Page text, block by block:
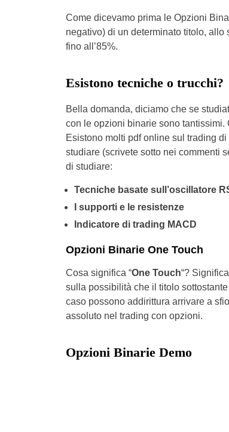
Come dicevamo prima le Opzioni
negativo) di un determinato titolo,
fino all’85%.
Esistono tecniche o trucchi?
Bella domanda, diciamo che se
con le opzioni binarie sono tantissimi.
Esistono molti pdf online sul trading
studiare (scrivete sotto nei commenti
di studiare:
Tecniche basate sull’oscillatore
I supporti e le resistenze
Indicatore di trading MACD
Opzioni Binarie One Touch
Cosa significa “One Touch“?
sulla possibilità che il titolo sottostante
caso possono addirittura arrivare a
assoluto nel trading con opzioni.
Opzioni Binarie Demo